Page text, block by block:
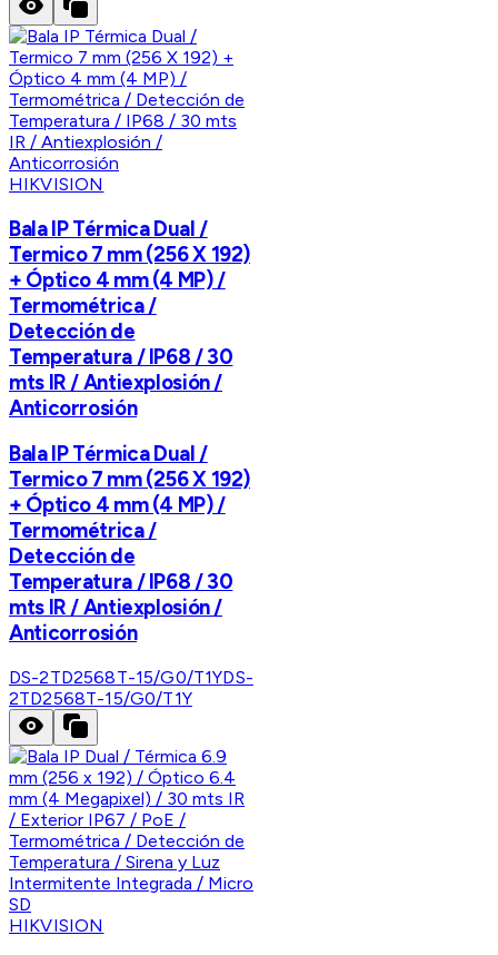
HIKVISION
Bala IP Térmica Dual /
Termico 7 mm (256 X 192)
+ Óptico 4 mm (4 MP) /
Termométrica /
Detección de
Temperatura / IP68 / 30
mts IR / Antiexplosión /
Anticorrosión
Bala IP Térmica Dual /
Termico 7 mm (256 X 192)
+ Óptico 4 mm (4 MP) /
Termométrica /
Detección de
Temperatura / IP68 / 30
mts IR / Antiexplosión /
Anticorrosión
DS-2TD2568T-15/G0/T1YDS-
2TD2568T-15/G0/T1Y
HIKVISION